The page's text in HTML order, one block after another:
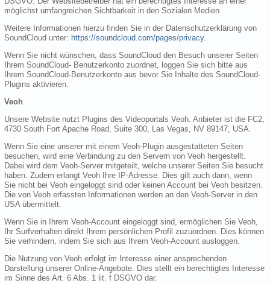
möglichst umfangreichen Sichtbarkeit in den Sozialen Medien.
Weitere Informationen hierzu finden Sie in der Datenschutzerklärung von
SoundCloud unter: https://soundcloud.com/pages/privacy.
Wenn Sie nicht wünschen, dass SoundCloud den Besuch unserer Seiten
Ihrem SoundCloud- Benutzerkonto zuordnet, loggen Sie sich bitte aus
Ihrem SoundCloud-Benutzerkonto aus bevor Sie Inhalte des SoundCloud-
Plugins aktivieren.
Veoh
Unsere Website nutzt Plugins des Videoportals Veoh. Anbieter ist die FC2,
4730 South Fort Apache Road, Suite 300, Las Vegas, NV 89147, USA.
Wenn Sie eine unserer mit einem Veoh-Plugin ausgestatteten Seiten
besuchen, wird eine Verbindung zu den Servern von Veoh hergestellt.
Dabei wird dem Veoh-Server mitgeteilt, welche unserer Seiten Sie besucht
haben. Zudem erlangt Veoh Ihre IP-Adresse. Dies gilt auch dann, wenn
Sie nicht bei Veoh eingeloggt sind oder keinen Account bei Veoh besitzen.
Die von Veoh erfassten Informationen werden an den Veoh-Server in den
USA übermittelt.
Wenn Sie in Ihrem Veoh-Account eingeloggt sind, ermöglichen Sie Veoh,
Ihr Surfverhalten direkt Ihrem persönlichen Profil zuzuordnen. Dies können
Sie verhindern, indem Sie sich aus Ihrem Veoh-Account ausloggen.
Die Nutzung von Veoh erfolgt im Interesse einer ansprechenden
Darstellung unserer Online-Angebote. Dies stellt ein berechtigtes Interesse
im Sinne des Art. 6 Abs. 1 lit. f DSGVO dar.